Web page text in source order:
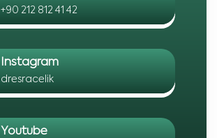
+90 212 812 41 42
Instagram
dresracelik
Youtube